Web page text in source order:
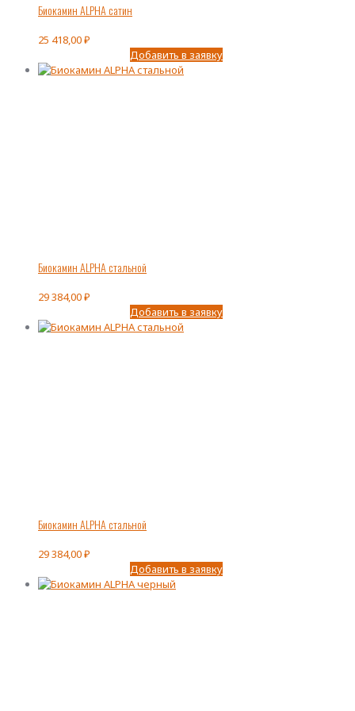
Биокамин ALPHA сатин
25 418,00₽
Добавить в заявку
Биокамин ALPHA стальной
29 384,00₽
Добавить в заявку
Биокамин ALPHA стальной
29 384,00₽
Добавить в заявку